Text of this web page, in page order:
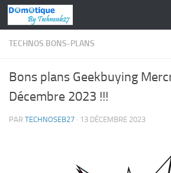
Skip to content
TECHNOS BONS-PLANS
Bons plans Geekbuying
Décembre 2023 !!!
PAR TECHNOSEB27 · 13 DÉCEMBRE 2023